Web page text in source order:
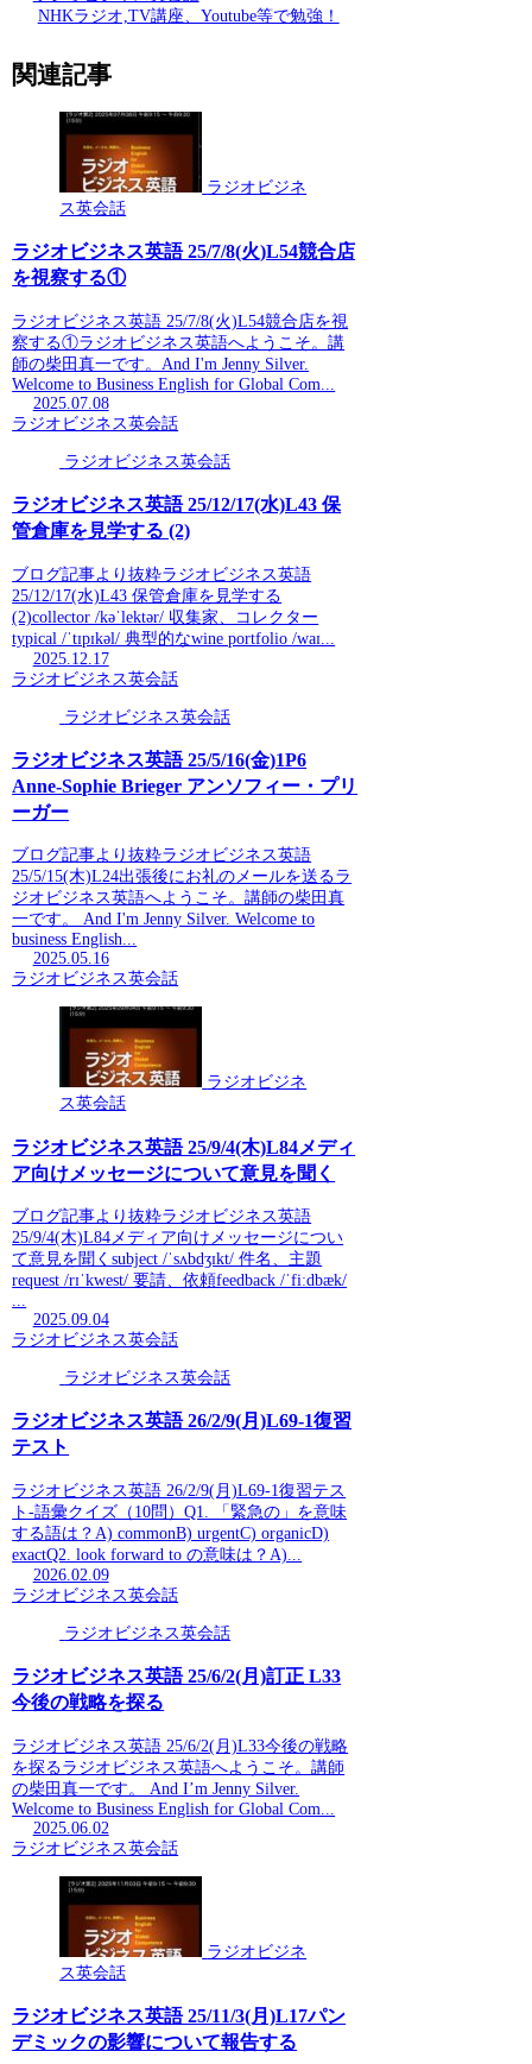
NHKラジオ,TV講座、Youtube等で勉強！
関連記事
ラジオビジネ
ス英会話
ラジオビジネス英語 25/7/8(火)L54競合店
を視察する①
ラジオビジネス英語 25/7/8(火)L54競合店を視
察する①ラジオビジネス英語へようこそ。講
師の柴田真一です。And I'm Jenny Silver.
Welcome to Business English for Global Com...
2025.07.08
ラジオビジネス英会話
ラジオビジネス英会話
ラジオビジネス英語 25/12/17(水)L43 保
管倉庫を見学する (2)
ブログ記事より抜粋ラジオビジネス英語
25/12/17(水)L43 保管倉庫を見学する
(2)collector /kəˈlektər/ 収集家、コレクター
typical /ˈtɪpɪkəl/ 典型的なwine portfolio /waɪ...
2025.12.17
ラジオビジネス英会話
ラジオビジネス英会話
ラジオビジネス英語 25/5/16(金)1P6
Anne-Sophie Brieger アンソフィー・プリ
ーガー
ブログ記事より抜粋ラジオビジネス英語
25/5/15(木)L24出張後にお礼のメールを送るラ
ジオビジネス英語へようこそ。講師の柴田真
一です。 And I'm Jenny Silver. Welcome to
business English...
2025.05.16
ラジオビジネス英会話
ラジオビジネ
ス英会話
ラジオビジネス英語 25/9/4(木)L84メディ
ア向けメッセージについて意見を聞く
ブログ記事より抜粋ラジオビジネス英語
25/9/4(木)L84メディア向けメッセージについ
て意見を聞くsubject /ˈsʌbdʒɪkt/ 件名、主題
request /rɪˈkwest/ 要請、依頼feedback /ˈfiːdbæk/
...
2025.09.04
ラジオビジネス英会話
ラジオビジネス英会話
ラジオビジネス英語 26/2/9(月)L69-1復習
テスト
ラジオビジネス英語 26/2/9(月)L69-1復習テス
ト-語彙クイズ（10問）Q1. 「緊急の」を意味
する語は？A) commonB) urgentC) organicD)
exactQ2. look forward to の意味は？A)...
2026.02.09
ラジオビジネス英会話
ラジオビジネス英会話
ラジオビジネス英語 25/6/2(月)訂正 L33
今後の戦略を探る
ラジオビジネス英語 25/6/2(月)L33今後の戦略
を探るラジオビジネス英語へようこそ。講師
の柴田真一です。 And I’m Jenny Silver.
Welcome to Business English for Global Com...
2025.06.02
ラジオビジネス英会話
ラジオビジネ
ス英会話
ラジオビジネス英語 25/11/3(月)L17パン
デミックの影響について報告する